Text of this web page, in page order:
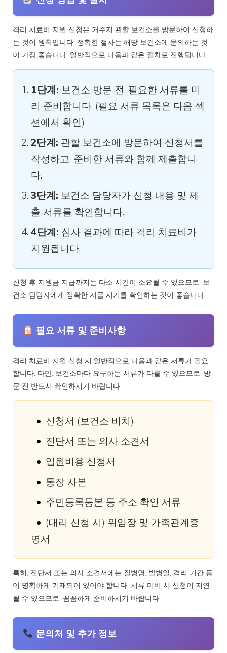
격리 치료비 지원 신청은 거주지 관할 보건소를 방문하여 신청하
는 것이 원칙입니다. 정확한 절차는 해당 보건소에 문의하는 것
이 가장 좋습니다. 일반적으로 다음과 같은 절차로 진행됩니다.
1단계: 보건소 방문 전, 필요한 서류를 미
리 준비합니다. (필요 서류 목록은 다음 섹
션에서 확인)
2단계: 관할 보건소에 방문하여 신청서를
작성하고, 준비한 서류와 함께 제출합니
다.
3단계: 보건소 담당자가 신청 내용 및 제
출 서류를 확인합니다.
4단계: 심사 결과에 따라 격리 치료비가
지원됩니다.
신청 후 지원금 지급까지는 다소 시간이 소요될 수 있으므로, 보
건소 담당자에게 정확한 지급 시기를 확인하는 것이 좋습니다.
필요 서류 및 준비사항
격리 치료비 지원 신청 시 일반적으로 다음과 같은 서류가 필요
합니다. 다만, 보건소마다 요구하는 서류가 다를 수 있으므로, 방
문 전 반드시 확인하시기 바랍니다.
신청서 (보건소 비치)
진단서 또는 의사 소견서
입원비용 신청서
통장 사본
주민등록등본 등 주소 확인 서류
(대리 신청 시) 위임장 및 가족관계증
명서
특히, 진단서 또는 의사 소견서에는 질병명, 발병일, 격리 기간 등
이 명확하게 기재되어 있어야 합니다. 서류 미비 시 신청이 지연
될 수 있으므로, 꼼꼼하게 준비하시기 바랍니다.
문의처 및 추가 정보